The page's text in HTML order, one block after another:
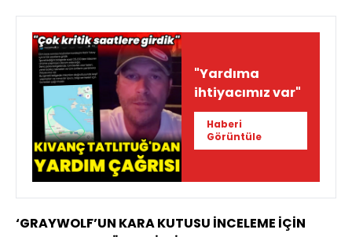
"Yardıma
ihtiyacımız var"
Haberi
Görüntüle
‘GRAYWOLF’UN KARA KUTUSU İNCELEME İÇİN